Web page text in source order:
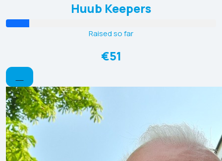
Huub Keepers
Raised so far
€51